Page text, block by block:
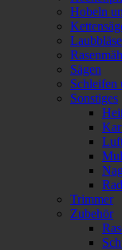
Hobeln
Sägen
Schleifen
Sonstiges
Trimmer
Zubehör